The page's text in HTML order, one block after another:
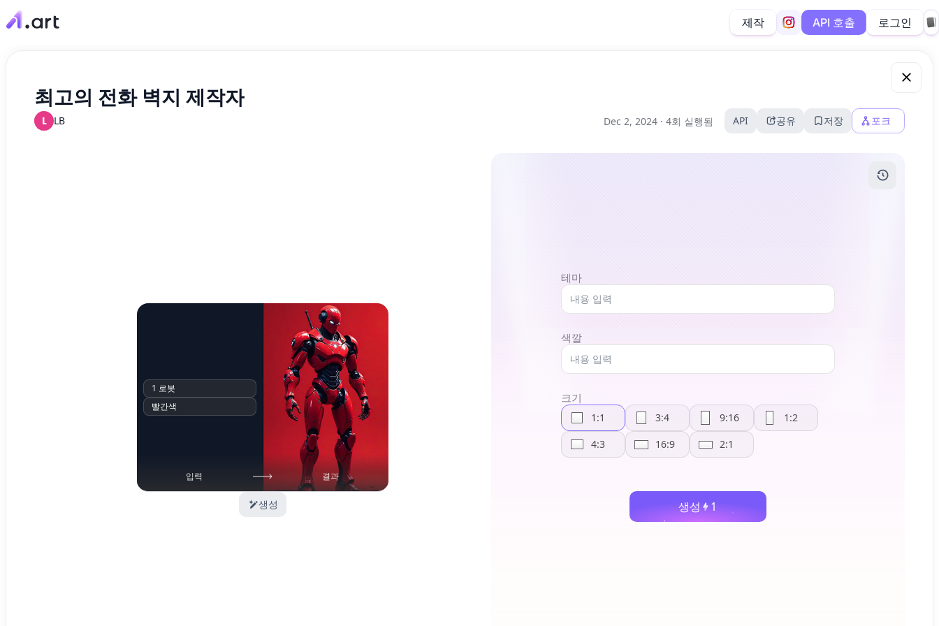
제작 API 호출 로그인
최고의 전화 벽지 제작자
L LB Dec 2, 2024 · 4회 실행됨 API 공유 저장 포크
1 로봇
빨간색
입력 결과
생성
테마
색깔
크기
1:1 3:4 9:16
1:2
4:3
16:9 2:1
생성 1